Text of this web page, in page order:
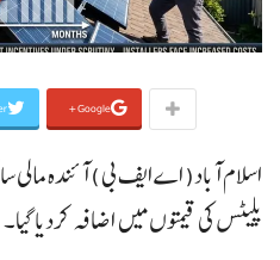
Google+
اسلام آباد( اے ایف بی ) آئندہ
پلیٹس کی قیمتوں میں اضافہ کردیا گیا۔